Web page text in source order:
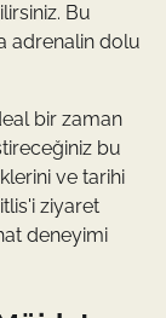
Bu
adrenalin dolu
bir zaman
bu
ve tarihi
ziyaret
deneyimi